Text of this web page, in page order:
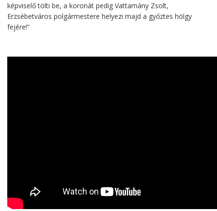
képviselő tölti be, a koronát pedig Vattamány Zsolt,
Erzsébetváros polgármestere helyezi majd a győztes hölgy
fejére!”